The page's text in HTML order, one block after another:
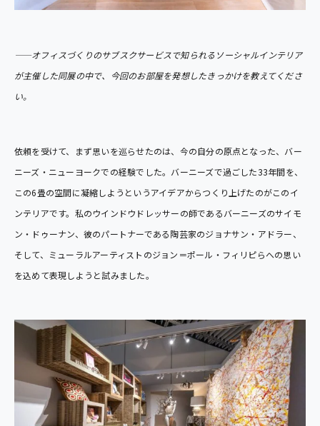
――オフィスづくりのサブスクサービスで知られるソーシャルインテリア
が主催した同展の中で、今回のお部屋を発想したきっかけを教えてくださ
い。
依頼を受けて、まず思いを巡らせたのは、今の自分の原点となった、バー
ニーズ・ニューヨークでの経験でした。バーニーズで過ごした33年間を、
この6畳の空間に凝縮しようというアイデアからつくり上げたのがこのイ
ンテリアです。私のウインドウドレッサーの師であるバーニーズのサイモ
ン・ドゥーナン、彼のパートナーである陶芸家のジョナサン・アドラー、
そして、ミューラルアーティストのジョン＝ポール・フィリピらへの思い
を込めて表現しようと試みました。